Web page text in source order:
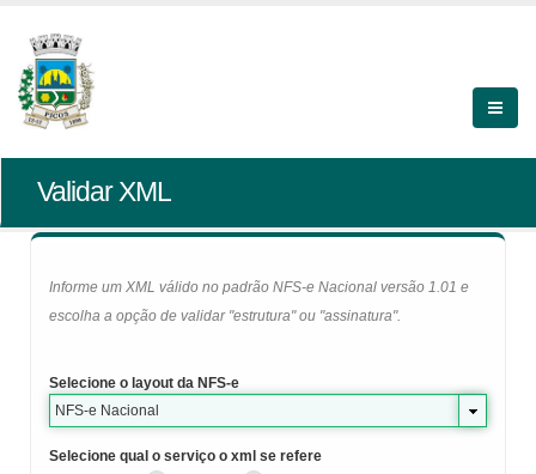
Validar XML
Informe um XML válido no padrão NFS-e Nacional versão 1.01 e
escolha a opção de validar "estrutura" ou "assinatura".
Selecione o layout da NFS-e
NFS-e Nacional
Selecione qual o serviço o xml se refere